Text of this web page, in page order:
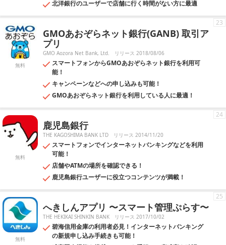
北洋銀行のユーザーで店舗に行く時間がない方に最適
無料
GMOあおぞらネット銀行(GANB) 取引ア
プリ
GMO Aozora Net Bank, Ltd. リリース 2018/08/06
スマートフォンからGMOあおぞらネット銀行を利用可
能！
キャンペーンなどへの申し込みも可能！
GMOあおぞらネット銀行を利用している人に最適！
23
無料
鹿児島銀行
THE KAGOSHIMA BANK LTD リリース 2014/11/20
スマートフォンでインターネットバンキングなどを利用
可能！
店舗やATMの場所を確認できる！
鹿児島銀行ユーザーに役立つコンテンツが満載！
24
無料
へきしんアプリ 〜スマート管理ぷらす〜
THE HEKIKAI SHINKIN BANK リリース 2017/10/02
碧海信用金庫の利用者必見！インターネットバンキング
の新規申し込み手続きも可能！
25